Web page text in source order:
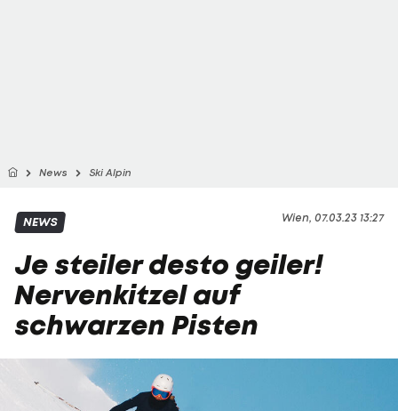
News Ski Alpin
Wien, 07.03.23 13:27
NEWS
Je steiler desto geiler!
Nervenkitzel auf
schwarzen Pisten